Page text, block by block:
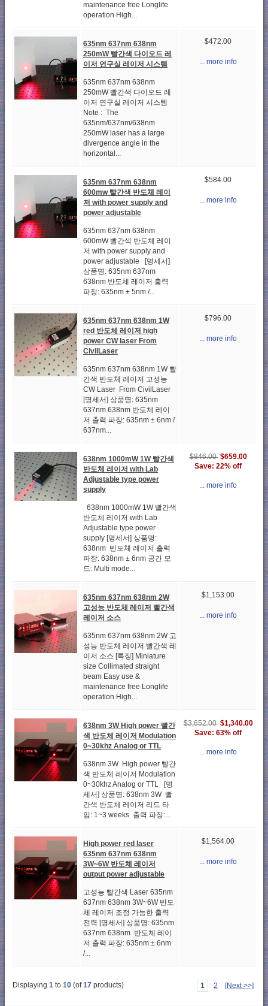
maintenance free Longlife
operation High...
635nm 637nm 638nm
250mW 빨간색 다이오드 레
이저 연구실 레이저 시스템
635nm 637nm 638nm
250mW 빨간색 다이오드 레
이저 연구실 레이저 시스템
Note : The
635nm/637nm/638nm
250mW laser has a large
divergence angle in the
horizontal...
$472.00
... more info
635nm 637nm 638nm
600mw 빨간색 반도체 레이
저 with power supply and
power adjustable
635nm 637nm 638nm
600mW 빨간색 반도체 레이
저 with power supply and
power adjustable [명세서]
상품명: 635nm 637nm
638nm 반도체 레이저 출력
파장: 635nm ± 5nm /...
$584.00
... more info
635nm 637nm 638nm 1W
red 반도체 레이저 high
power CW laser From
CivilLaser
635nm 637nm 638nm 1W 빨
간색 반도체 레이저 고성능
CW Laser From CivilLaser
[명세서] 상품명: 635nm
637nm 638nm 반도체 레이
저 출력 파장: 635nm ± 6nm /
637nm...
$796.00
... more info
638nm 1000mW 1W 빨간색
반도체 레이저 with Lab
Adjustable type power
supply
638nm 1000mW 1W 빨간색
반도체 레이저 with Lab
Adjustable type power
supply [명세서] 상품명:
638nm 반도체 레이저 출력
파장: 638nm ± 6nm 공간 모
드: Multi mode...
$846.00 $659.00
Save: 22% off
... more info
635nm 637nm 638nm 2W
고성능 반도체 레이저 빨간색
레이저 소스
635nm 637nm 638nm 2W 고
성능 반도체 레이저 빨간색 레
이저 소스 [특징] Miniature
size Collimated straight
beam Easy use &
maintenance free Longlife
operation High...
$1,153.00
... more info
638nm 3W High power 빨간
색 반도체 레이저 Modulation
0~30khz Analog or TTL
638nm 3W High power 빨간
색 반도체 레이저 Modulation
0~30khz Analog or TTL [명
세서] 상품명: 638nm 3W 빨
간색 반도체 레이저 리드 타
임: 1~3 weeks 출력 파장:...
$3,652.00 $1,340.00
Save: 63% off
... more info
High power red laser
635nm 637nm 638nm
3W~6W 반도체 레이저
output power adjustable
고성능 빨간색 Laser 635nm
637nm 638nm 3W~6W 반도
체 레이저 조정 가능한 출력
전력 [명세서] 상품명: 635nm
637nm 638nm 반도체 레이
저 출력 파장: 635nm ± 6nm
/...
$1,564.00
... more info
Displaying 1 to 10 (of17 products) 1 2 [Next >>]